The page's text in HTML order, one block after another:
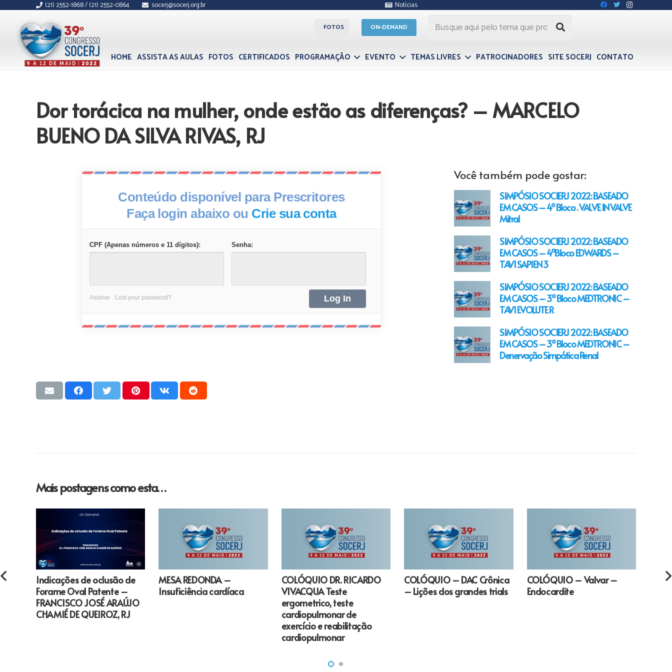
(21) 2552-1868 / (21) 2552-0864 socerj@socerj.org.br Notícias
FOTOS ON-DEMAND
HOME ASSISTA AS AULAS FOTOS CERTIFICADOS PROGRAMAÇÃO EVENTO TEMAS LIVRES PATROCINADORES SITE SOCERJ CONTATO
Dor torácica na mulher, onde estão as diferenças? – MARCELO
BUENO DA SILVA RIVAS, RJ
Conteúdo disponível para Prescritores
Faça login abaixo ou Crie sua conta
CPF (Apenas números e 11 dígitos): Senha:
Assinar Lost your password?
Você também pode gostar:
SIMPÓSIO SOCIERJ 2022: BASEADO
EM CASOS – 4º Bloco . VALVE IN VALVE
Mitral
SIMPÓSIO SOCIERJ 2022: BASEADO
EM CASOS – 4ºBloco EDWARDS –
TAVI SAPIEN 3
SIMPÓSIO SOCIERJ 2022: BASEADO
EM CASOS – 3º Bloco MEDTRONIC –
TAVI EVOLUTE R
SIMPÓSIO SOCIERJ 2022: BASEADO
EM CASOS – 3º Bloco MEDTRONIC –
Denervação Simpática Renal
Mais postagens como esta…
Indicações de oclusão de
Forame Oval Patente –
FRANCISCO JOSÉ ARAÚJO
CHAMIÉ DE QUEIROZ, RJ
MESA REDONDA –
Insuficiência cardíaca
COLÓQUIO DR. RICARDO
VIVACQUA Teste
ergometrico, teste
cardiopulmonar de
exercício e reabilitação
cardiopulmonar
COLÓQUIO – DAC Crônica
– Lições dos grandes trials
COLÓQUIO – Valvar –
Endocardite